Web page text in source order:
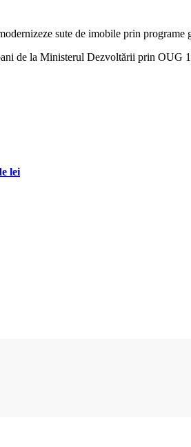
sute de imobile prin programe
de la Ministerul Dezvoltării prin OUG
lei